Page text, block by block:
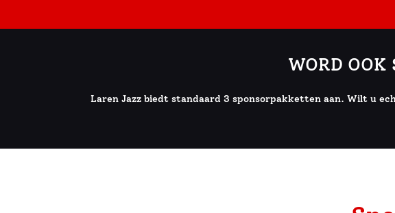
wij ons daarom graag aan Jazz Laren.
WORD OOK
Laren Jazz biedt standaard 3 sponsorpakketten aan. Wilt u